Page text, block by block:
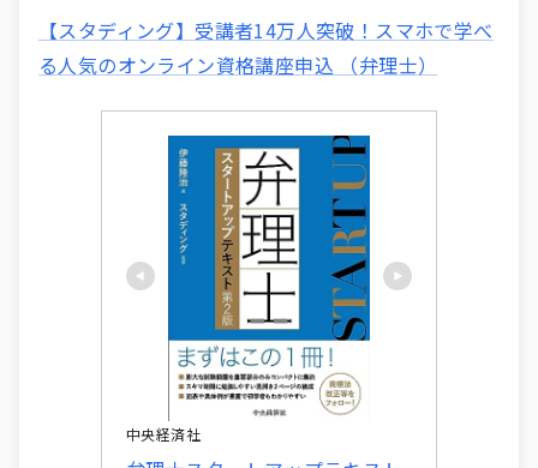
【スタディング】受講者14万人突破！スマホで学べ
る人気のオンライン資格講座申込 （弁理士）
中央経済社